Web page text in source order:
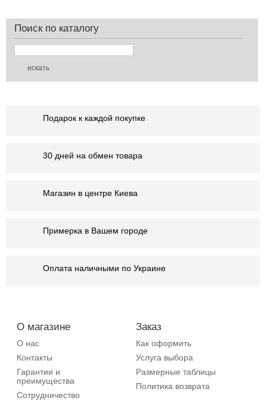
Поиск по каталогу
Подарок к каждой покупке
30 дней на обмен товара
Магазин в центре Киева
Примерка в Вашем городе
Оплата наличными по Украине
О магазине
О нас
Контакты
Гарантии и
преимущества
Сотрудничество
Заказ
Как оформить
Услуга выбора
Размерные таблицы
Политика возврата